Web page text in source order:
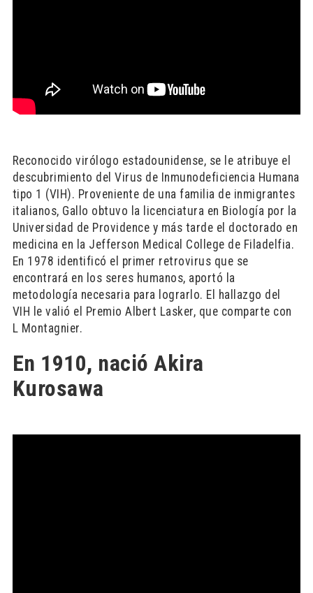
Reconocido virólogo estadounidense, se le atribuye el
descubrimiento del Virus de Inmunodeficiencia Humana
tipo 1 (VIH). Proveniente de una familia de inmigrantes
italianos, Gallo obtuvo la licenciatura en Biología por la
Universidad de Providence y más tarde el doctorado en
medicina en la Jefferson Medical College de Filadelfia.
En 1978 identificó el primer retrovirus que se
encontrará en los seres humanos, aportó la
metodología necesaria para lograrlo. El hallazgo del
VIH le valió el Premio Albert Lasker, que comparte con
L Montagnier.
En 1910, nació Akira
Kurosawa